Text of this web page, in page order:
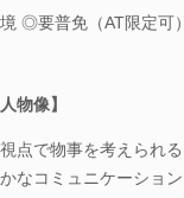
◎要普免（AT限定可
物像】
点で物事を考えられる
なコミュニケーショ